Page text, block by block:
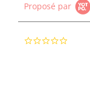
Proposé par